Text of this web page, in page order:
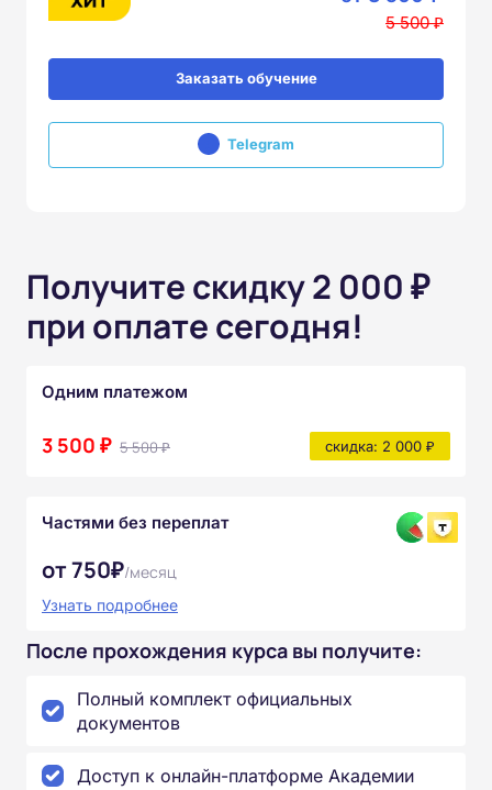
5 500 ₽
Заказать обучение
Telegram
Получите скидку 2 000 ₽
при оплате сегодня!
Одним платежом
3 500 ₽ 5 500 ₽ скидка: 2 000 ₽
Частями без переплат
от 750₽/месяц
Узнать подробнее
После прохождения курса вы получите:
Полный комплект официальных
документов
Доступ к онлайн-платформе Академии